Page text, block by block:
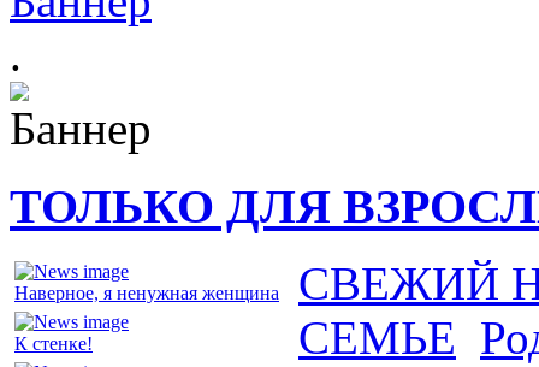
.
ТОЛЬКО ДЛЯ
Наверное, я ненужная женщина
К стенке!
СВЕЖИЙ
СЕМЬЕ